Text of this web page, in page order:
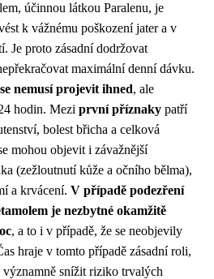
účinnou látkou Paralenu, je
k vážnému poškození jater a v
Je proto zásadní dodržovat
maximální denní dávku.
nemusí projevit ihned, ale
hodin. Mezi první příznaky patří
bolest břicha a celková
mohou objevit i závažnější
(zežloutnutí kůže a očního bělma),
a krvácení. V případě podezření
je nezbytné okamžitě
, a to i v případě, že se neobjevily
hraje v tomto případě zásadní roli,
významně snížit riziko trvalých